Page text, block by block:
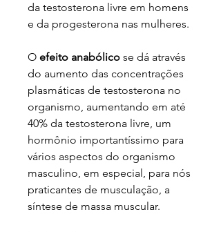
da testosterona livre em homens
e da progesterona nas mulheres.
O efeito anabólico se dá através
do aumento das concentrações
plasmáticas de testosterona no
organismo, aumentando em até
40% da testosterona livre, um
hormônio importantíssimo para
vários aspectos do organismo
masculino, em especial, para nós
praticantes de musculação, a
síntese de massa muscular.